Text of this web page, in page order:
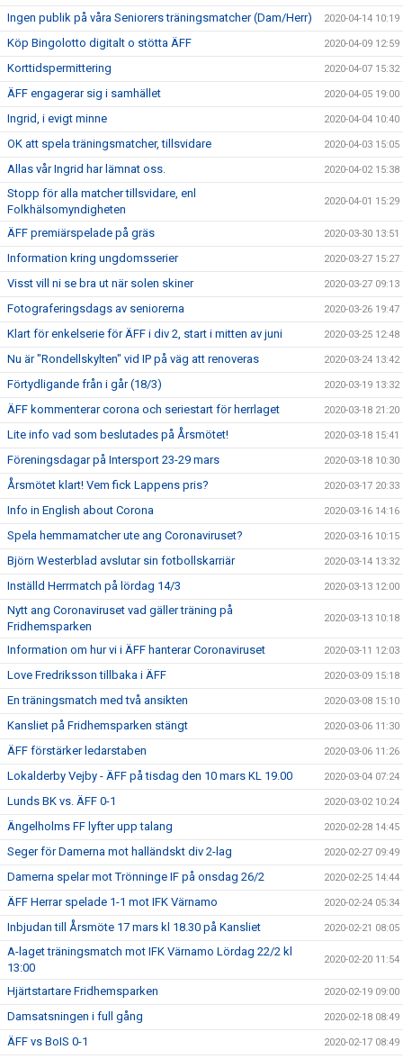
Ingen publik på våra Seniorers träningsmatcher (Dam/Herr) 2020-04-14 10:19
Köp Bingolotto digitalt o stötta ÄFF 2020-04-09 12:59
Korttidspermittering 2020-04-07 15:32
ÄFF engagerar sig i samhället 2020-04-05 19:00
Ingrid, i evigt minne 2020-04-04 10:40
OK att spela träningsmatcher, tillsvidare 2020-04-03 15:05
Allas vår Ingrid har lämnat oss. 2020-04-02 15:38
Stopp för alla matcher tillsvidare, enl
Folkhälsomyndigheten
2020-04-01 15:29
ÄFF premiärspelade på gräs 2020-03-30 13:51
Information kring ungdomsserier 2020-03-27 15:27
Visst vill ni se bra ut när solen skiner 2020-03-27 09:13
Fotograferingsdags av seniorerna 2020-03-26 19:47
Klart för enkelserie för ÄFF i div 2, start i mitten av juni 2020-03-25 12:48
Nu är "Rondellskylten" vid IP på väg att renoveras 2020-03-24 13:42
Förtydligande från i går (18/3) 2020-03-19 13:32
ÄFF kommenterar corona och seriestart för herrlaget 2020-03-18 21:20
Lite info vad som beslutades på Årsmötet! 2020-03-18 15:41
Föreningsdagar på Intersport 23-29 mars 2020-03-18 10:30
Årsmötet klart! Vem fick Lappens pris? 2020-03-17 20:33
Info in English about Corona 2020-03-16 14:16
Spela hemmamatcher ute ang Coronaviruset? 2020-03-16 10:15
Björn Westerblad avslutar sin fotbollskarriär 2020-03-14 13:32
Inställd Herrmatch på lördag 14/3 2020-03-13 12:00
Nytt ang Coronaviruset vad gäller träning på
Fridhemsparken
2020-03-13 10:18
Information om hur vi i ÄFF hanterar Coronaviruset 2020-03-11 12:03
Love Fredriksson tillbaka i ÄFF 2020-03-09 15:18
En träningsmatch med två ansikten 2020-03-08 15:10
Kansliet på Fridhemsparken stängt 2020-03-06 11:30
ÄFF förstärker ledarstaben 2020-03-06 11:26
Lokalderby Vejby - ÄFF på tisdag den 10 mars KL 19.00 2020-03-04 07:24
Lunds BK vs. ÄFF 0-1 2020-03-02 10:24
Ängelholms FF lyfter upp talang 2020-02-28 14:45
Seger för Damerna mot halländskt div 2-lag 2020-02-27 09:49
Damerna spelar mot Trönninge IF på onsdag 26/2 2020-02-25 14:44
ÄFF Herrar spelade 1-1 mot IFK Värnamo 2020-02-24 05:34
Inbjudan till Årsmöte 17 mars kl 18.30 på Kansliet 2020-02-21 08:05
A-laget träningsmatch mot IFK Värnamo Lördag 22/2 kl
13:00
2020-02-20 11:54
Hjärtstartare Fridhemsparken 2020-02-19 09:00
Damsatsningen i full gång 2020-02-18 08:49
ÄFF vs BoIS 0-1 2020-02-17 08:49